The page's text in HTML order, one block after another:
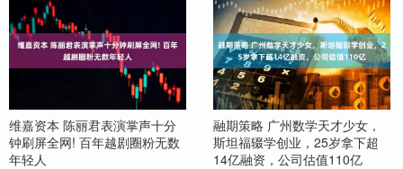
维嘉资本 陈丽君表演掌声十分
钟刷屏全网! 百年越剧圈粉无数
年轻人
融期策略 广州数学天才少女，
斯坦福辍学创业，25岁拿下超
14亿融资，公司估值110亿